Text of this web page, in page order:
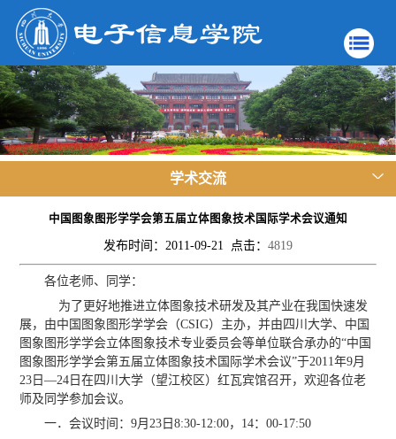
学术交流
中国图象图形学学会第五届立体图象技术国际学术会议通知
发布时间：2011-09-21 点击： 4819
各位老师、同学：
为了更好地推进立体图象技术研发及其产业在我国快速发
展，由中国图象图形学学会（CSIG）主办，并由四川大学、中国
图象图形学学会立体图象技术专业委员会等单位联合承办的“中国
图象图形学学会第五届立体图象技术国际学术会议”于2011年9月
23日—24日在四川大学（望江校区）红瓦宾馆召开，欢迎各位老
师及同学参加会议。
一．会议时间：9月23日8:30-12:00，14：00-17:50